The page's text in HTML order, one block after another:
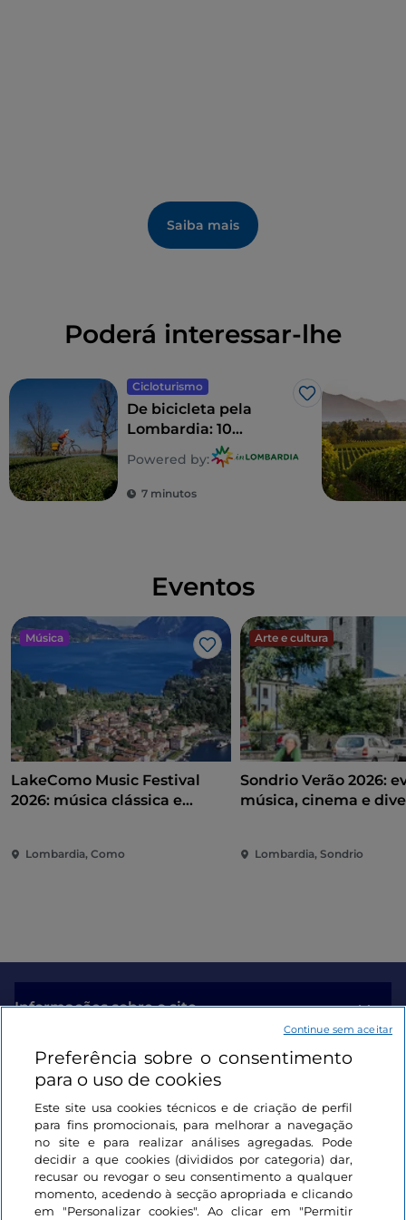
Saiba mais
Poderá interessar-lhe
Cicloturismo
Gosto
De bicicleta pela
Lombardia: 10
itinerários em família
Powered by:
7 minutos
Eventos
Música
Gosto
LakeComo Music Festival
2026: música clássica e
Lombardia, Como
Arte e cultura
Sondrio Verão 2026:
música, cinema e
Lombardia, Sondrio
Informações sobre o site
Ligações úteis
Iniciar sessão
Mantenha-se em contacto
Preferência sobre o consentimento
para o uso de cookies
Este site usa cookies técnicos e de criação de perfil
para fins promocionais, para melhorar a navegação
no site e para realizar análises agregadas. Pode
decidir a que cookies (divididos por categoria) dar,
recusar ou revogar o seu consentimento a qualquer
momento, acedendo à secção apropriada e clicando
em "Personalizar cookies". Ao clicar em "Permitir
Continue sem aceitar